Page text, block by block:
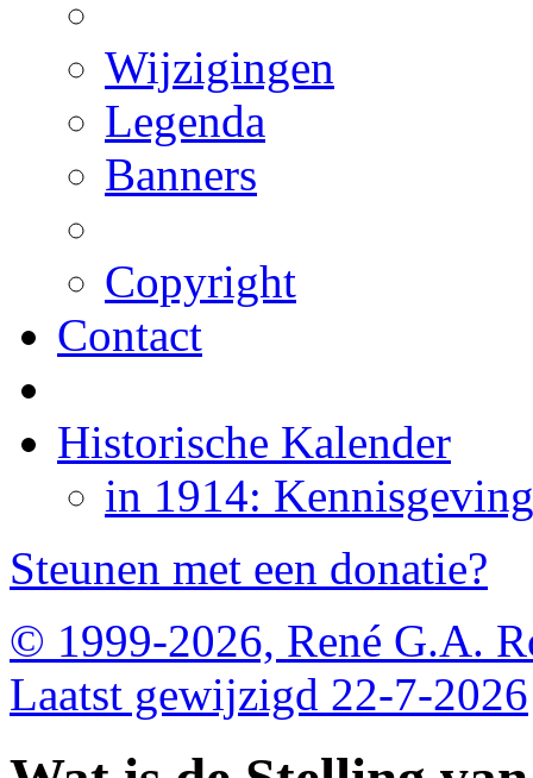
Wijzigingen
Legenda
Banners
Copyright
Contact
Historische Kalender
in 1914:
Steunen met een donatie?
© 1999-2026, René G.A.
Laatst gewijzigd 22-7-2026